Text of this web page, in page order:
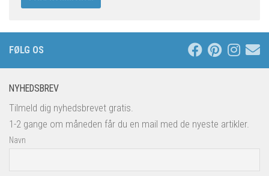
FØLG OS
NYHEDSBREV
Tilmeld dig nyhedsbrevet gratis.
1-2 gange om måneden får du en mail med de nyeste artikler.
Navn